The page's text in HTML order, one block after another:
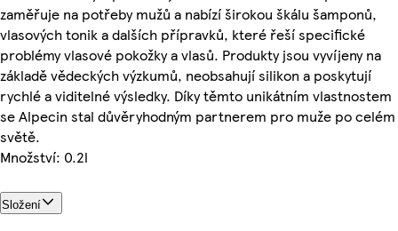
zaměřuje na potřeby mužů a nabízí širokou škálu šamponů,
vlasových tonik a dalších přípravků, které řeší specifické
problémy vlasové pokožky a vlasů. Produkty jsou vyvíjeny na
základě vědeckých výzkumů, neobsahují silikon a poskytují
rychlé a viditelné výsledky. Díky těmto unikátním vlastnostem
se Alpecin stal důvěryhodným partnerem pro muže po celém
světě.
Množství: 0.2l
Složení